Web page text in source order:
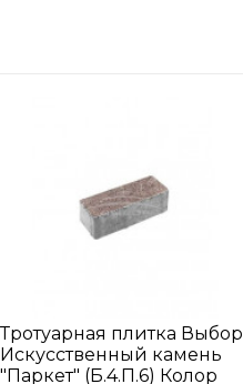
Тротуарная плитка Выбор
Искусственный камень
"Паркет" (Б.4.П.6) Колор